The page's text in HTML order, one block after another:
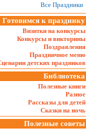
Все Праздники
Готовимся к празднику
Визитки на конкурсы
Конкурсы и викторины
Поздравления
Праздничное меню
детских праздников
Библиотека
Полезные книги
Разное
Рассказы для детей
Сказки на ночь
Полезные советы